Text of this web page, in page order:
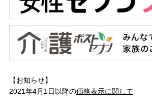
【お知らせ】
2021年4月1日以降の価格表示に関して